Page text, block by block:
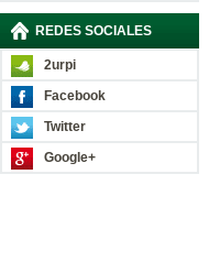
REDES SOCIALES
2urpi
Facebook
Twitter
Google+